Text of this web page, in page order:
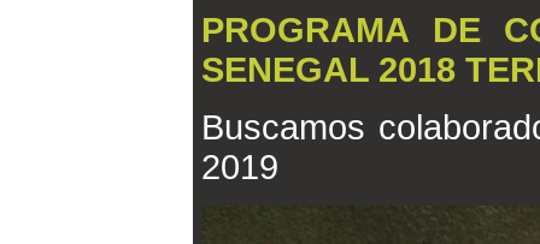
PROGRAMA DE
SENEGAL 2018
Buscamos
2019